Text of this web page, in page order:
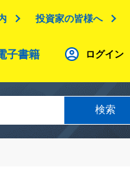
投資家の皆様へ
子書籍 ログイン
検索